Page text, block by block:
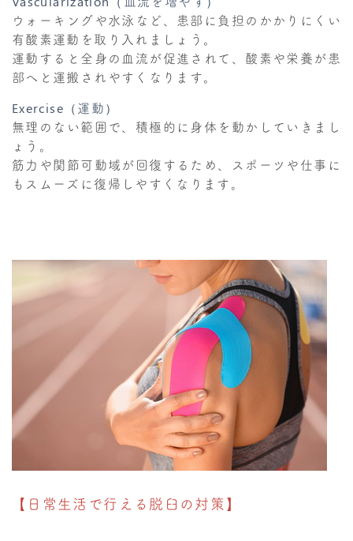
ウォーキングや水泳など、患部に負担のかかりにくい
有酸素運動を取り入れましょう。
運動すると全身の血流が促進されて、酸素や栄養が患
部へと運搬されやすくなります。
Exercise（運動）
無理のない範囲で、積極的に身体を動かしていきまし
ょう。
筋力や関節可動域が回復するため、スポーツや仕事に
もスムーズに復帰しやすくなります。
【日常生活で行える脱臼の対策】